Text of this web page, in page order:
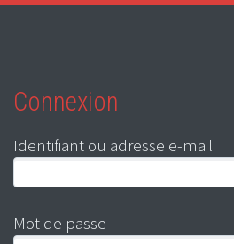
Connexion
Identifiant ou adresse e-mail
Mot de passe